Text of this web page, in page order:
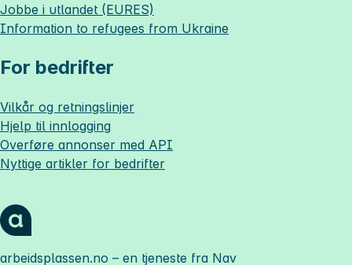
Jobbe i utlandet (EURES)
Information to refugees from Ukraine
For bedrifter
Vilkår og retningslinjer
Hjelp til innlogging
Overføre annonser med API
Nyttige artikler for bedrifter
arbeidsplassen.no – en tjeneste fra Nav